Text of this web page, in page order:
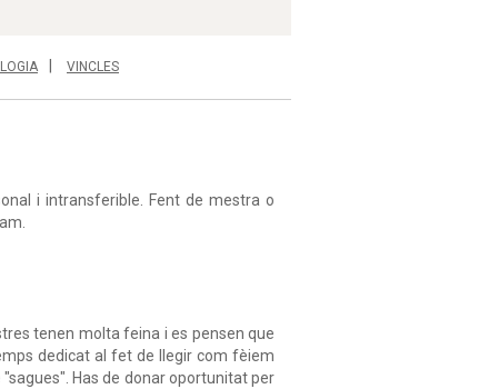
VINCLES
i intransferible. Fent de mestra o
tenen molta feina i es pensen que
dedicat al fet de llegir com fèiem
Has de donar oportunitat per